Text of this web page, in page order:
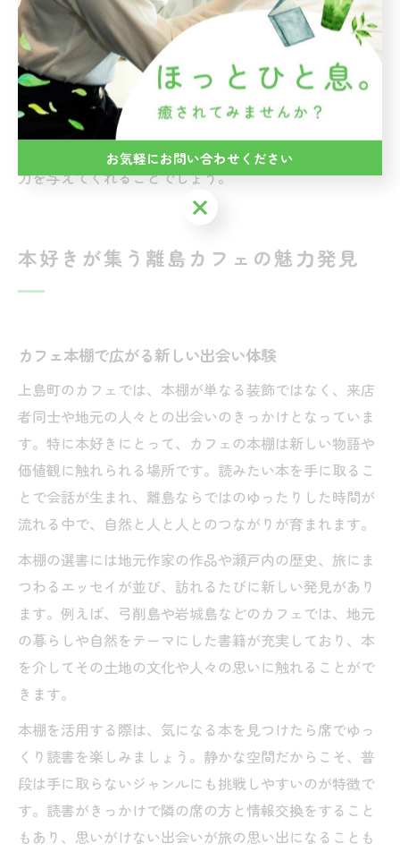
きます。読書やおしゃべり、ノートを広げて物思いにふ
けるなど、思い思いの過ごし方ができるのもポイントで
す。
瀬戸内の穏やかな景色や、島の人々の温かいもてなしに
触れることで、心がほどけるような癒しを感じられま
す。カフェでのひとときが、旅の疲れを癒し、新たな活
力を与えてくれることでしょう。
本好きが集う離島カフェの魅力発見
カフェ本棚で広がる新しい出会い体験
上島町のカフェでは、本棚が単なる装飾ではなく、来店
者同士や地元の人々との出会いのきっかけとなっていま
す。特に本好きにとって、カフェの本棚は新しい物語や
価値観に触れられる場所です。読みたい本を手に取るこ
とで会話が生まれ、離島ならではのゆったりした時間が
流れる中で、自然と人と人とのつながりが育まれます。
本棚の選書には地元作家の作品や瀬戸内の歴史、旅にま
つわるエッセイが並び、訪れるたびに新しい発見があり
ます。例えば、弓削島や岩城島などのカフェでは、地元
の暮らしや自然をテーマにした書籍が充実しており、本
を介してその土地の文化や人々の思いに触れることがで
きます。
本棚を活用する際は、気になる本を見つけたら席でゆっ
くり読書を楽しみましょう。静かな空間だからこそ、普
段は手に取らないジャンルにも挑戦しやすいのが特徴で
す。読書がきっかけで隣の席の方と情報交換をすること
もあり、思いがけない出会いが旅の思い出になることも
お気軽にお問い合わせください
お気軽にお問い合わせください